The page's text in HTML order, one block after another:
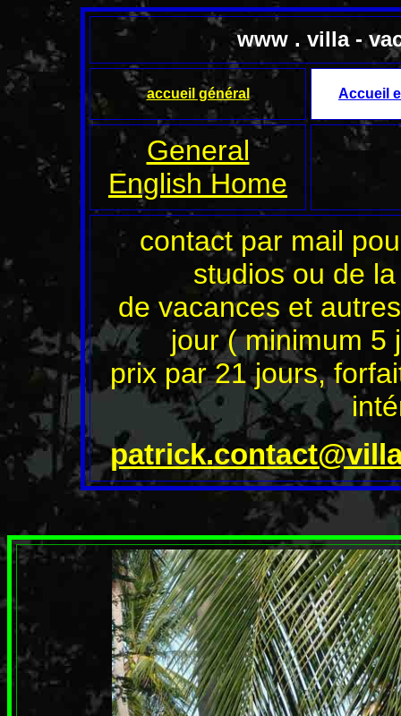
www . villa -
accueil général Accueil
General
English Home
contact par mail
studios ou de
de vacances et
jour ( minimum 5
prix par 21 jours,